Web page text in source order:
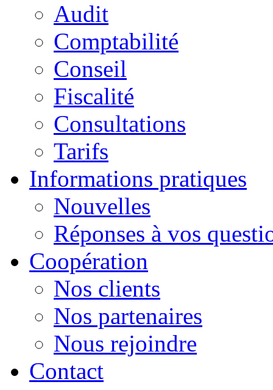
Audit
Comptabilité
Conseil
Fiscalité
Consultations
Tarifs
Informations pratiques
Nouvelles
Réponses à vos
Сoopération
Nos clients
Nos partenaires
Nous rejoindre
Contact